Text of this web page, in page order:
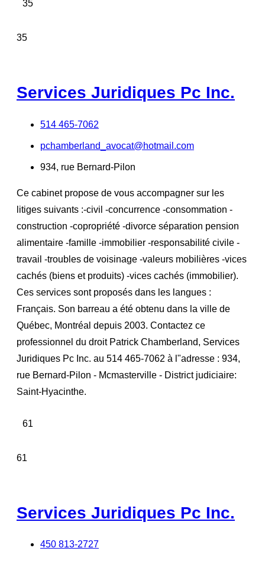
35
35
Services Juridiques Pc Inc.
514 465-7062
pchamberland_avocat@hotmail.com
934, rue Bernard-Pilon
Ce cabinet propose de vous accompagner sur les
litiges suivants :-civil -concurrence -consommation -
construction -copropriété -divorce séparation pension
alimentaire -famille -immobilier -responsabilité civile -
travail -troubles de voisinage -valeurs mobilières -vices
cachés (biens et produits) -vices cachés (immobilier).
Ces services sont proposés dans les langues :
Français. Son barreau a été obtenu dans la ville de
Québec, Montréal depuis 2003. Contactez ce
professionnel du droit Patrick Chamberland, Services
Juridiques Pc Inc. au 514 465-7062 à l"adresse : 934,
rue Bernard-Pilon - Mcmasterville - District judiciaire:
Saint-Hyacinthe.
61
61
Services Juridiques Pc Inc.
450 813-2727